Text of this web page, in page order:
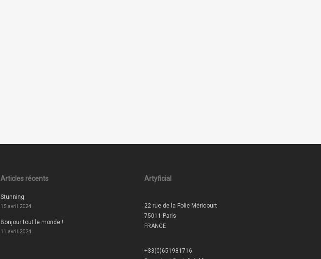
Articles récents
Stunning
15 avril 2024
Bonjour tout le monde !
11 avril 2024
Artyficial
22 rue de la Folie Méricourt
75011 Paris
FRANCE
+33(0)651981716